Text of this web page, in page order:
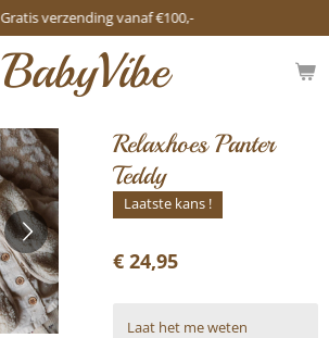
BabyVibe
Gratis verzending vanaf €100,-
Relaxhoes Panter
Teddy
Laatste kans !
€ 24,95
Laat het me weten